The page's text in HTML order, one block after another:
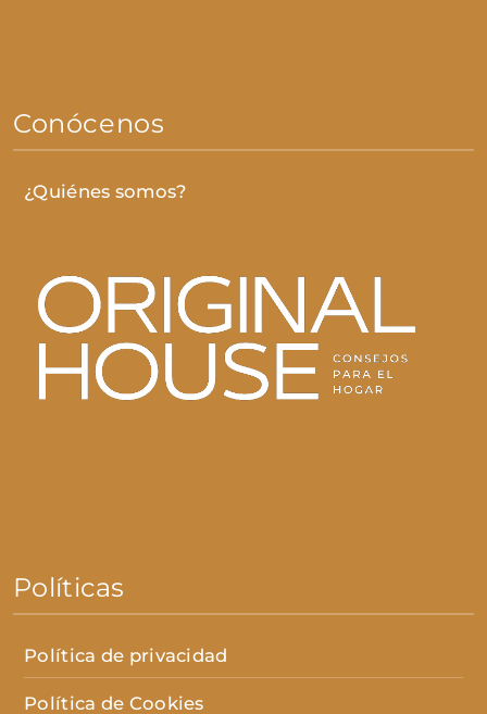
Conócenos
¿Quiénes somos?
Políticas
Política de privacidad
Política de Cookies